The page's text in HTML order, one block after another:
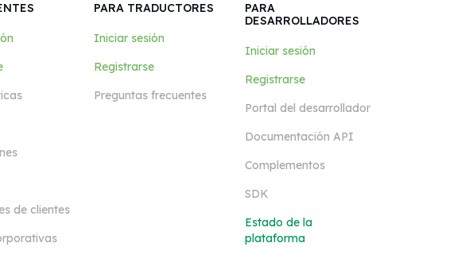
de clientes
PARA TRADUCTORES
Iniciar sesión
Registrarse
Preguntas frecuentes
PARA
DESARROLLADORES
Iniciar sesión
Registrarse
Portal del desarrollador
Documentación API
Complementos
SDK
Estado de la
plataforma